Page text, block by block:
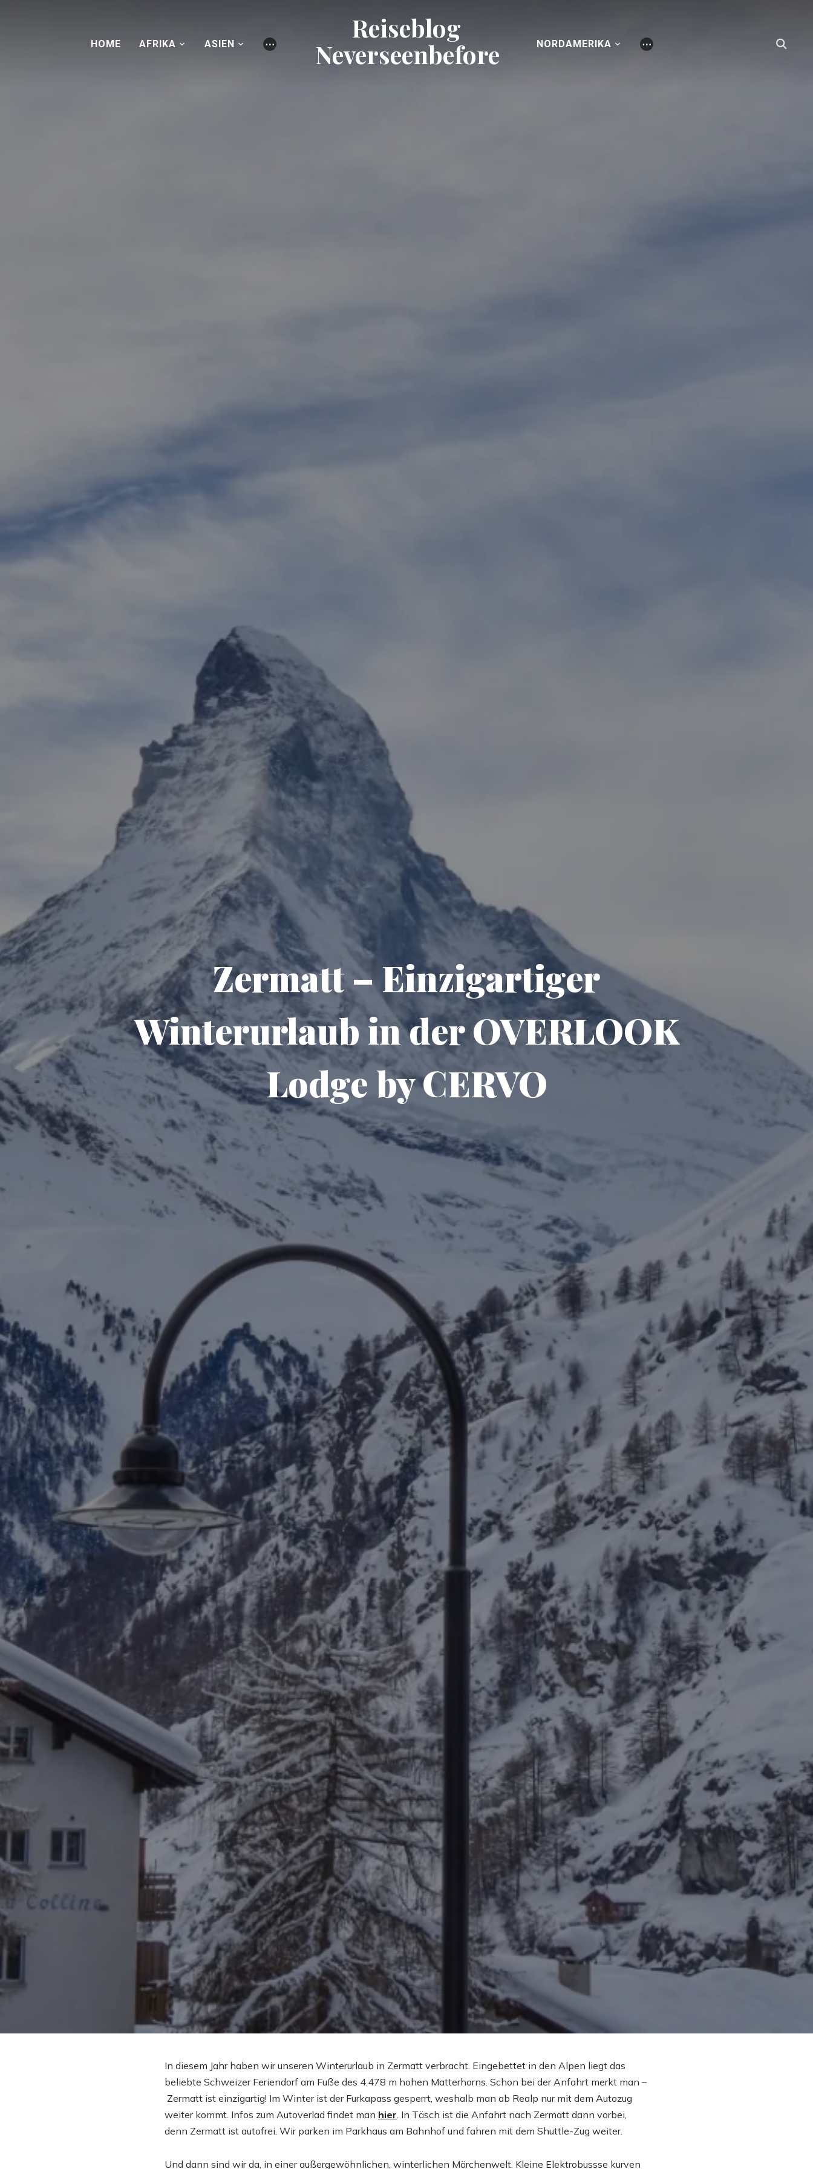
HOME AFRIKA ASIEN ⋯
Reiseblog
Neverseenbefore
NORDAMERIKA ⋯
Zermatt – Einzigartiger
Winterurlaub in der OVERLOOK
Lodge by CERVO
In diesem Jahr haben wir unseren Winterurlaub in Zermatt verbracht. Eingebettet in den Alpen liegt das
beliebte Schweizer Feriendorf am Fuße des 4.478 m hohen Matterhorns. Schon bei der Anfahrt merkt man –
Zermatt ist einzigartig! Im Winter ist der Furkapass gesperrt, weshalb man ab Realp nur mit dem Autozug
weiter kommt. Infos zum Autoverlad findet man hier. In Täsch ist die Anfahrt nach Zermatt dann vorbei,
denn Zermatt ist autofrei. Wir parken im Parkhaus am Bahnhof und fahren mit dem Shuttle-Zug weiter.
Und dann sind wir da, in einer außergewöhnlichen, winterlichen Märchenwelt. Kleine Elektrobussse kurven